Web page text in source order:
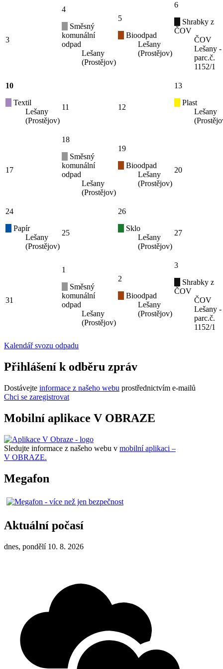
3
4
Směsný
komunální
odpad
Lešany
(Prostějov)
5
Bioodpad
Lešany
(Prostějov)
6
Shrabky z
ČOV
ČOV
Lešany -
parc.č.
1152/1
10
Textil
Lešany
(Prostějov)
11 12
13
Plast
Lešany
17
18
Směsný
komunální
odpad
Lešany
(Prostějov)
19
Bioodpad
Lešany
(Prostějov)
20
24
Papír
Lešany
(Prostějov)
25
26
Sklo
Lešany
(Prostějov)
27
31
1
Směsný
komunální
odpad
Lešany
(Prostějov)
2
Bioodpad
Lešany
(Prostějov)
3
Shrabky z
ČOV
ČOV
Lešany -
parc.č.
1152/1
Kalendář svozu odpadu
Přihlášení k odběru zpráv
Dostávejte informace z našeho webu prostřednictvím e-mailů
Chci se zaregistrovat
Mobilní aplikace V OBRAZE
Sledujte informace z našeho webu v mobilní aplikaci –
V OBRAZE.
Megafon
Aktuální počasí
dnes, pondělí 10. 8. 2026